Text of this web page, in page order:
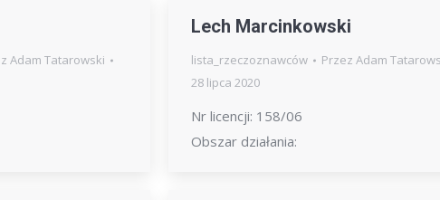
Adam Tatarowski
Lech Marcinkowski
lista_rzeczoznawców Przez Adam
28 lipca 2020
Nr licencji: 158/06
Obszar działania: